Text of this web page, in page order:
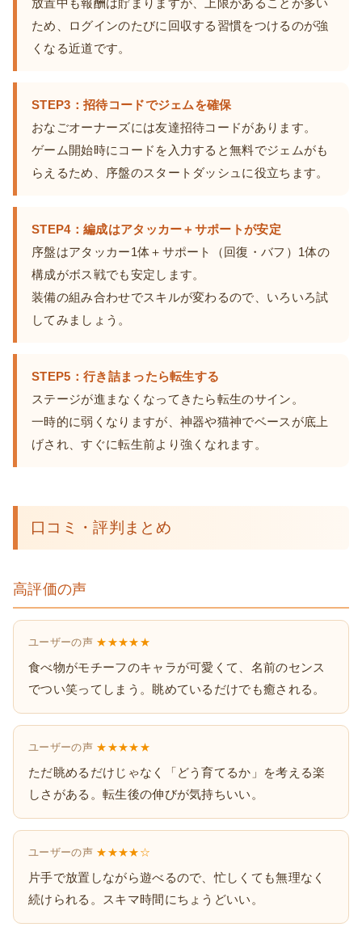
放置中も報酬は貯まりますが、上限があることが多い
ため、ログインのたびに回収する習慣をつけるのが強
くなる近道です。
STEP3：招待コードでジェムを確保
おなごオーナーズには友達招待コードがあります。
ゲーム開始時にコードを入力すると無料でジェムがも
らえるため、序盤のスタートダッシュに役立ちます。
STEP4：編成はアタッカー＋サポートが安定
序盤はアタッカー1体＋サポート（回復・バフ）1体の
構成がボス戦でも安定します。
装備の組み合わせでスキルが変わるので、いろいろ試
してみましょう。
STEP5：行き詰まったら転生する
ステージが進まなくなってきたら転生のサイン。
一時的に弱くなりますが、神器や猫神でベースが底上
げされ、すぐに転生前より強くなれます。
口コミ・評判まとめ
高評価の声
ユーザーの声 ★★★★★
食べ物がモチーフのキャラが可愛くて、名前のセンス
でつい笑ってしまう。眺めているだけでも癒される。
ユーザーの声 ★★★★★
ただ眺めるだけじゃなく「どう育てるか」を考える楽
しさがある。転生後の伸びが気持ちいい。
ユーザーの声 ★★★★☆
片手で放置しながら遊べるので、忙しくても無理なく
続けられる。スキマ時間にちょうどいい。